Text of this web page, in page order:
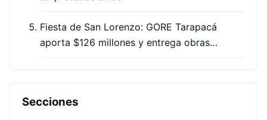
Fiesta de San Lorenzo: GORE Tarapacá
aporta $126 millones y entrega obras…
Secciones